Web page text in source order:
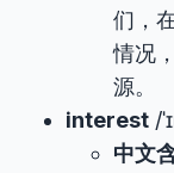
们，
情况
源。
interest /
中文